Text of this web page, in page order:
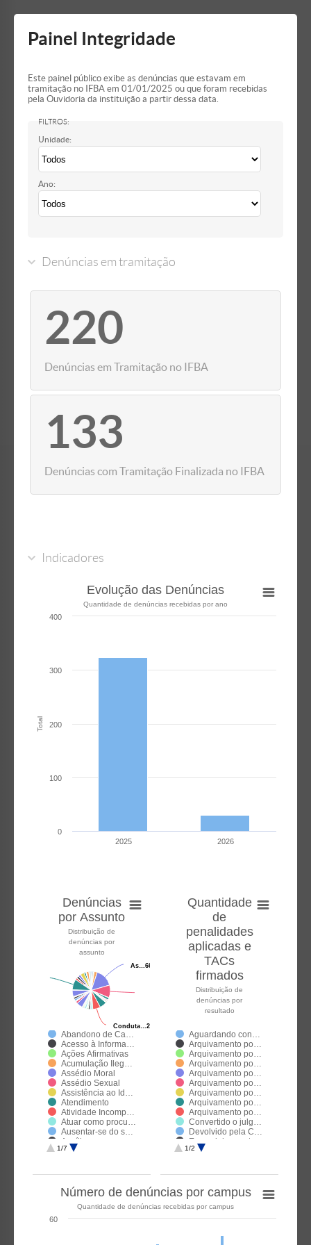
barra
Painel Integridade
Este painel público exibe as denúncias que estavam em
tramitação no IFBA em 01/01/2025 ou que foram recebidas
pela Ouvidoria da instituição a partir dessa data.
Unidade:
Ano:
Denúncias em tramitação
220
Denúncias em Tramitação no IFBA
133
Denúncias com Tramitação Finalizada no IFBA
Indicadores
Total
Evolução das Denúncias
Quantidade de denúncias recebidas por ano
2025 2026
0
100
200
300
400
Denúncias
por Assunto
Distribuição de
denúncias por
assunto
As…66
As…66
Conduta…28
Conduta…28
Abandono de Ca…
Acesso à Informa…
Ações Afirmativas
Acumulação Ileg…
Assédio Moral
Assédio Sexual
Assistência ao Id…
Atendimento
Atividade Incomp…
Atuar como procu…
Ausentar-se do s…
Auxílio
Bullying e/ou Cyb…
Concurso
Conduta ética
Conduta ética e ir…
1/7
Quantidade
de
penalidades
aplicadas e
TACs
firmados
Distribuição de
denúncias por
resultado
Aguardando con…
Arquivamento po…
Arquivamento po…
Arquivamento po…
Arquivamento po…
Arquivamento po…
Arquivamento po…
Arquivamento po…
Arquivamento po…
Convertido o julg…
Devolvido pela C…
Encaminhamento…
Enviada para a C…
Pena de Demiss…
Pena de Suspen…
Reconhecimento …
TAC Celebrado
1/2
Número de denúncias por campus
Quantidade de denúncias recebidas por campus
60